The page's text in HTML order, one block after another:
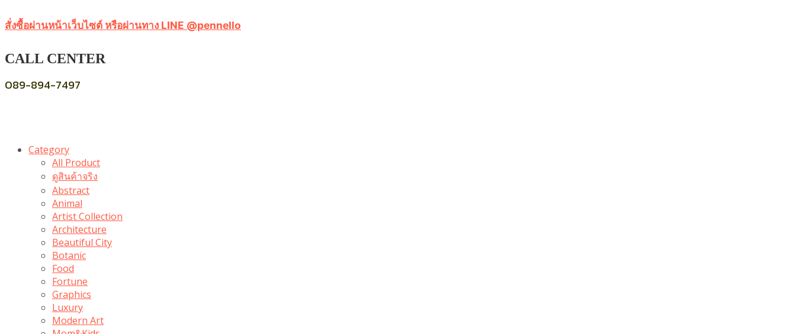
สั่งซื้อผ่านหน้าเว็บไซต์ หรือผ่านทาง LINE @pennello
CALL CENTER
089-894-7497
Category
All Product
ดูสินค้าจริง
Abstract
Animal
Artist Collection
Architecture
Beautiful City
Botanic
Food
Fortune
Graphics
Luxury
Modern Art